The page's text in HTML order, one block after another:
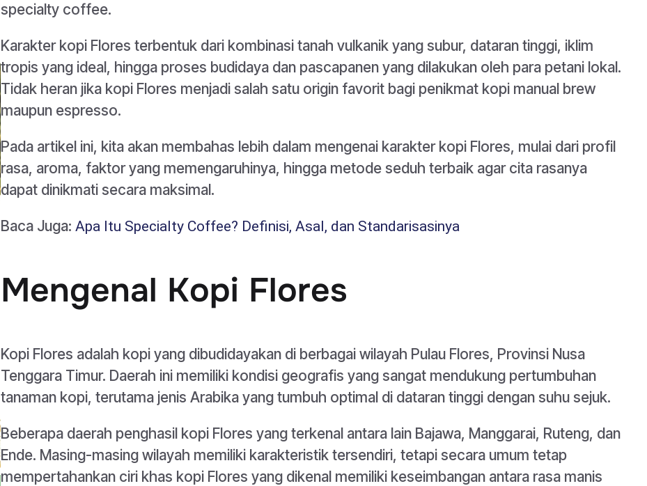
specialty coffee.
Karakter kopi Flores terbentuk dari kombinasi tanah vulkanik yang subur, dataran tinggi, iklim
tropis yang ideal, hingga proses budidaya dan pascapanen yang dilakukan oleh para petani lokal.
Tidak heran jika kopi Flores menjadi salah satu origin favorit bagi penikmat kopi manual brew
maupun espresso.
Pada artikel ini, kita akan membahas lebih dalam mengenai karakter kopi Flores, mulai dari profil
rasa, aroma, faktor yang memengaruhinya, hingga metode seduh terbaik agar cita rasanya
dapat dinikmati secara maksimal.
Baca Juga: Apa Itu Specialty Coffee? Definisi, Asal, dan Standarisasinya
Mengenal Kopi Flores
Kopi Flores adalah kopi yang dibudidayakan di berbagai wilayah Pulau Flores, Provinsi Nusa
Tenggara Timur. Daerah ini memiliki kondisi geografis yang sangat mendukung pertumbuhan
tanaman kopi, terutama jenis Arabika yang tumbuh optimal di dataran tinggi dengan suhu sejuk.
Beberapa daerah penghasil kopi Flores yang terkenal antara lain Bajawa, Manggarai, Ruteng, dan
Ende. Masing-masing wilayah memiliki karakteristik tersendiri, tetapi secara umum tetap
mempertahankan ciri khas kopi Flores yang dikenal memiliki keseimbangan antara rasa manis